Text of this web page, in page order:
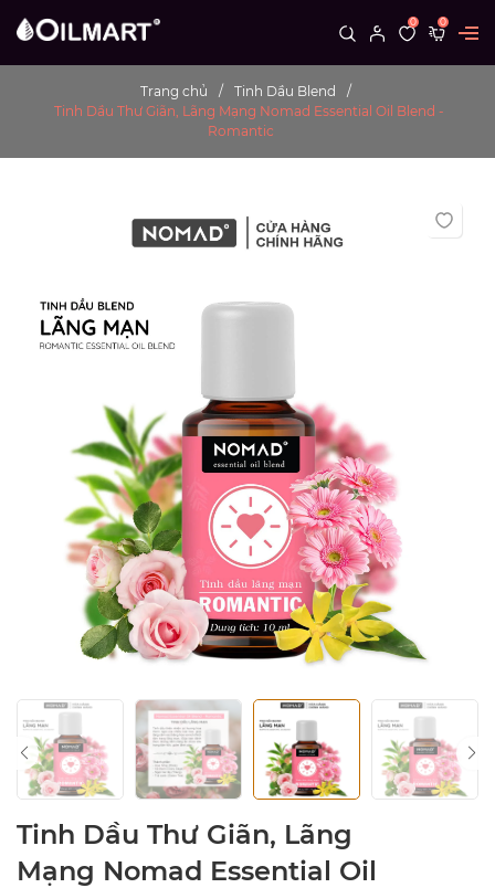
0 0
Trang chủ
Tinh Dầu Blend
Tinh Dầu Thư Giãn, Lãng Mạng Nomad Essential Oil Blend -
Romantic
Tinh Dầu Thư Giãn, Lãng
Mạng Nomad Essential Oil